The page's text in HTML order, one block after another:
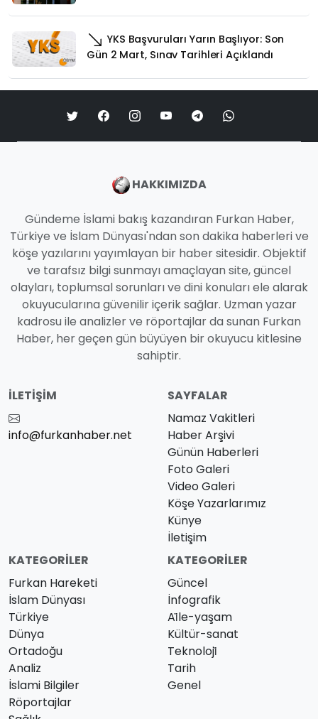
YKS Başvuruları Yarın Başlıyor: Son
Gün 2 Mart, Sınav Tarihleri Açıklandı
HAKKIMIZDA
Gündeme İslami bakış kazandıran Furkan Haber,
Türkiye ve İslam Dünyası'ndan son dakika haberleri ve
köşe yazılarını yayımlayan bir haber sitesidir. Objektif
ve tarafsız bilgi sunmayı amaçlayan site, güncel
olayları, toplumsal sorunları ve dini konuları ele alarak
okuyucularına güvenilir içerik sağlar. Uzman yazar
kadrosu ile analizler ve röportajlar da sunan Furkan
Haber, her geçen gün büyüyen bir okuyucu kitlesine
sahiptir.
İLETIŞIM
info@furkanhaber.net
SAYFALAR
Namaz Vakitleri
Haber Arşivi
Günün Haberleri
Foto Galeri
Video Galeri
Köşe Yazarlarımız
Künye
İletişim
KATEGORILER
Furkan Hareketi
İslam Dünyası
Türkiye
Dünya
Ortadoğu
Analiz
İslami Bilgiler
Röportajlar
KATEGORILER
Güncel
İnfografik
Ai̇le-yaşam
Kültür-sanat
Teknoloji̇
Tarih
Genel